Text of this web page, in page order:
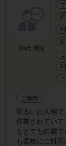
30代 男性
ご感想
明るいお人柄
作業されてい
もとても綺麗
も柔軟にご対応